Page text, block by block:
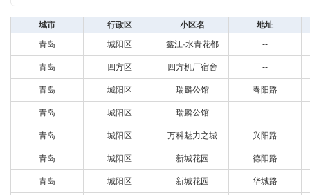
城市 行政区 小区名
地址
青岛
城阳区 鑫江·水青花都 --
青岛 四方区 四方机厂宿舍 --
青岛 城阳区 瑞麟公馆 春阳路
青岛 城阳区 瑞麟公馆 --
青岛 城阳区 万科魅力之城 兴阳路
青岛 城阳区 新城花园 德阳路
青岛 城阳区 新城花园 华城路